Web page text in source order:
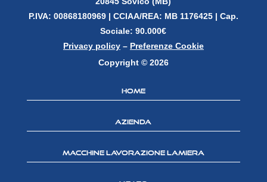
P.IVA: 00868180969 | CCIAA/REA: MB 1176425 | Cap.
Sociale: 90.000€
Privacy policy– Preferenze Cookie
Copyright © 2026
Home
Azienda
Macchine lavorazione lamiera